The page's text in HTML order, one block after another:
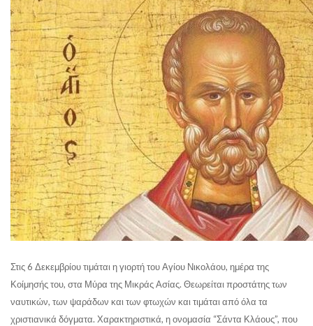
Στις 6 Δεκεμβρίου τιμάται η γιορτή του Αγίου Νικολάου, ημέρα της
Κοίμησής του, στα Μύρα της Μικράς Ασίας. Θεωρείται προστάτης των
ναυτικών, των ψαράδων και των φτωχών και τιμάται από όλα τα
χριστιανικά δόγματα. Χαρακτηριστικά, η ονομασία “Σάντα Κλάους”, που